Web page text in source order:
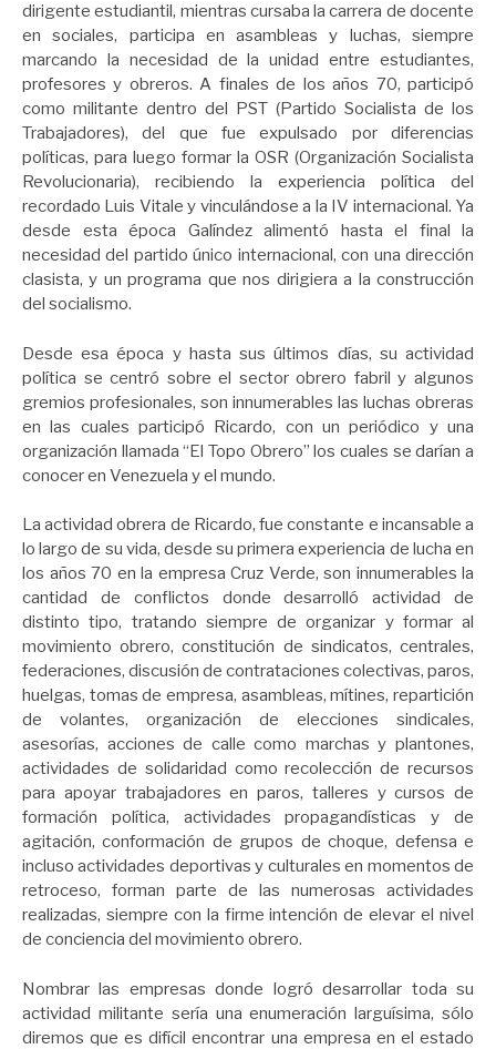
dirigente estudiantil, mientras cursaba la carrera de docente
en sociales, participa en asambleas y luchas, siempre
marcando la necesidad de la unidad entre estudiantes,
profesores y obreros. A finales de los años 70, participó
como militante dentro del PST (Partido Socialista de los
Trabajadores), del que fue expulsado por diferencias
políticas, para luego formar la OSR (Organización Socialista
Revolucionaria), recibiendo la experiencia política del
recordado Luis Vitale y vinculándose a la IV internacional. Ya
desde esta época Galíndez alimentó hasta el final la
necesidad del partido único internacional, con una dirección
clasista, y un programa que nos dirigiera a la construcción
del socialismo.
Desde esa época y hasta sus últimos días, su actividad
política se centró sobre el sector obrero fabril y algunos
gremios profesionales, son innumerables las luchas obreras
en las cuales participó Ricardo, con un periódico y una
organización llamada “El Topo Obrero” los cuales se darían a
conocer en Venezuela y el mundo.
La actividad obrera de Ricardo, fue constante e incansable a
lo largo de su vida, desde su primera experiencia de lucha en
los años 70 en la empresa Cruz Verde, son innumerables la
cantidad de conflictos donde desarrolló actividad de
distinto tipo, tratando siempre de organizar y formar al
movimiento obrero, constitución de sindicatos, centrales,
federaciones, discusión de contrataciones colectivas, paros,
huelgas, tomas de empresa, asambleas, mítines, repartición
de volantes, organización de elecciones sindicales,
asesorías, acciones de calle como marchas y plantones,
actividades de solidaridad como recolección de recursos
para apoyar trabajadores en paros, talleres y cursos de
formación política, actividades propagandísticas y de
agitación, conformación de grupos de choque, defensa e
incluso actividades deportivas y culturales en momentos de
retroceso, forman parte de las numerosas actividades
realizadas, siempre con la firme intención de elevar el nivel
de conciencia del movimiento obrero.
Nombrar las empresas donde logró desarrollar toda su
actividad militante sería una enumeración larguísima, sólo
diremos que es difícil encontrar una empresa en el estado